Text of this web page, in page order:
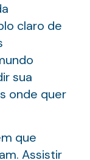
claro de
sua
onde quer
que
Assistir